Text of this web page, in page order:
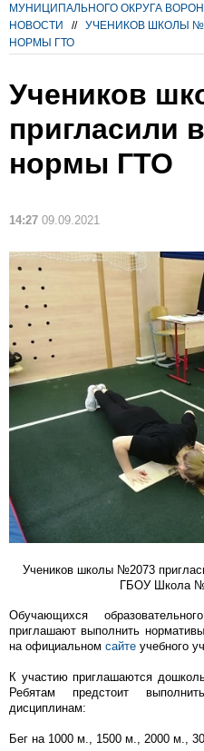
МУНИЦИПАЛЬНОГО ОКРУГА
НОВОСТИ
//
УЧЕНИКОВ ШКОЛЫ
НОРМЫ ГТО
Учеников
пригласили
нормы ГТО
14:27 09.09.2021
Учеников школы №2073
ГБОУ Школа
Обучающихся
приглашают выполнить
на​ официальном сайте​ учебного
К участию приглашаются
Ребятам предстоит
дисциплинам:​
Бег на 1000 м., 1500 м., 2000 м.,